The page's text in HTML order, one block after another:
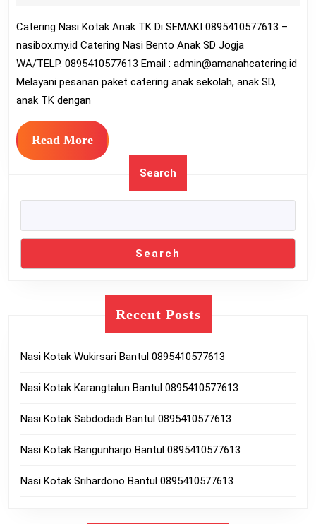
TK
Di
SEMAKI
Catering Nasi Kotak Anak TK Di SEMAKI 0895410577613 –
nasibox.my.id Catering Nasi Bento Anak SD Jogja
WA/TELP. 0895410577613 Email : admin@amanahcatering.id
Melayani pesanan paket catering anak sekolah, anak SD,
anak TK dengan
Read MoreRead
More
Search
Search
Recent Posts
Nasi Kotak Wukirsari Bantul 0895410577613
Nasi Kotak Karangtalun Bantul 0895410577613
Nasi Kotak Sabdodadi Bantul 0895410577613
Nasi Kotak Bangunharjo Bantul 0895410577613
Nasi Kotak Srihardono Bantul 0895410577613